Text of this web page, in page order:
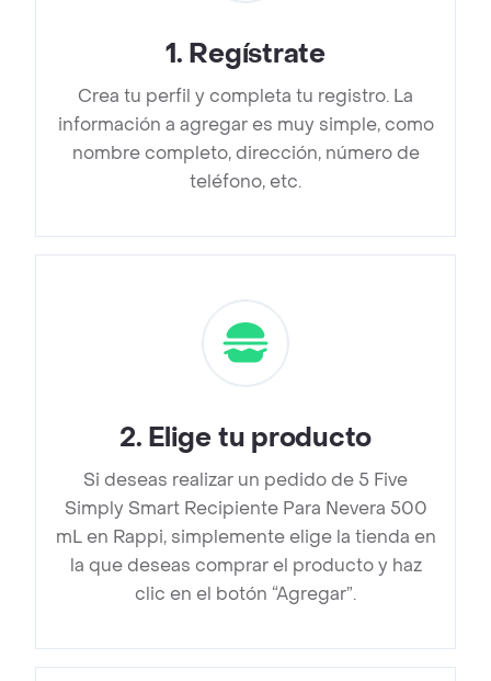
1. Regístrate
Crea tu perfil y completa tu registro. La
información a agregar es muy simple, como
nombre completo, dirección, número de
teléfono, etc.
2. Elige tu producto
Si deseas realizar un pedido de 5 Five
Simply Smart Recipiente Para Nevera 500
mL en Rappi, simplemente elige la tienda en
la que deseas comprar el producto y haz
clic en el botón “Agregar”.